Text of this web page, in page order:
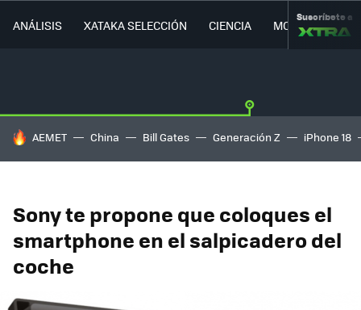
ANÁLISIS XATAKA SELECCIÓN CIENCIA MOVILIDAD
Suscríbete a
HOY SE HABLA DE
AEMET China Bill Gates Generación Z iPhone 18
Sony te propone que coloques el
smartphone en el salpicadero del
coche